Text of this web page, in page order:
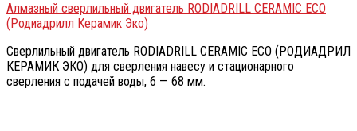
Алмазный сверлильный двигатель RODIADRILL CERAMIC ECO
(Родиадрилл Керамик Эко)
Сверлильный двигатель RODIADRILL CERAMIC ECO (РОДИАДРИЛ
КЕРАМИК ЭКО) для сверления навесу и стационарного
сверления с подачей воды, 6 — 68 мм.